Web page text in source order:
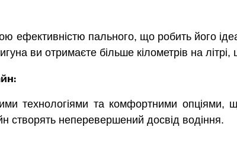
ефективністю пального, що робить його
ви отримаєте більше кілометрів на
технологіями та комфортними опціями,
створять неперевершений досвід водіння.